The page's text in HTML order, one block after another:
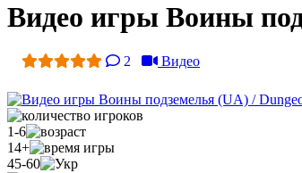
Видео игры Воины
2 Видео
1-6
14+
45-60